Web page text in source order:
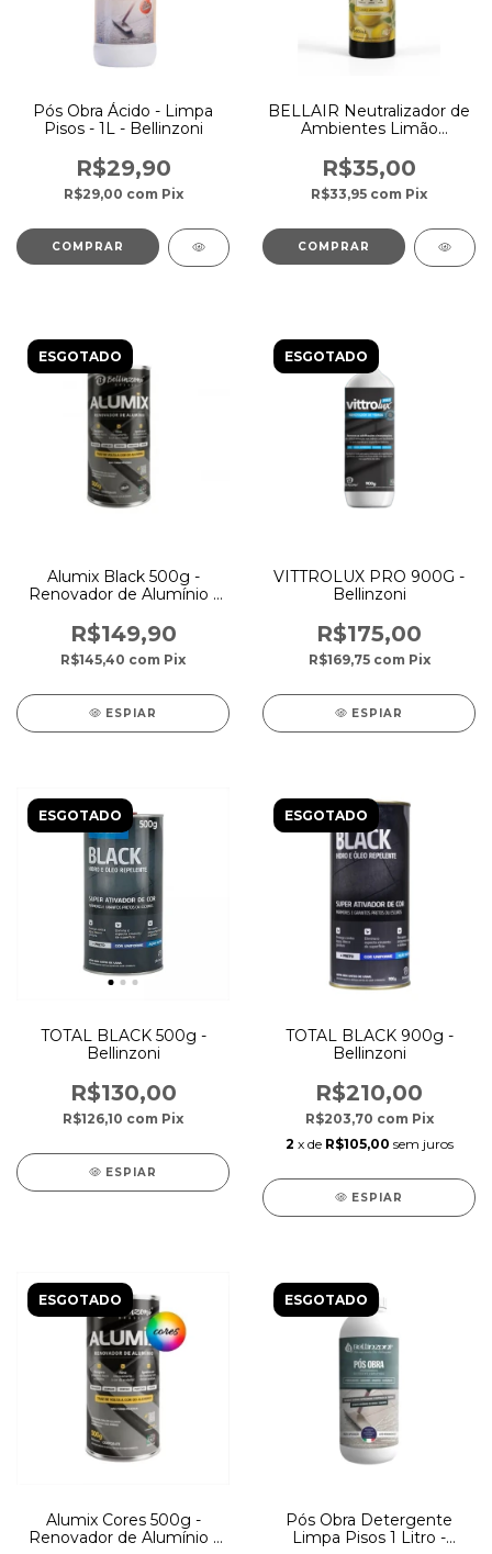
Pós Obra Ácido - Limpa
Pisos - 1L - Bellinzoni
R$29,90
R$29,00 com Pix
BELLAIR Neutralizador de
Ambientes Limão
R$35,00
R$33,95 com Pix
ESGOTADO
Alumix Black 500g -
Renovador de Alumínio -
R$149,90
R$145,40 com Pix
ESPIAR
ESGOTADO
VITTROLUX PRO 900G -
Bellinzoni
R$175,00
R$169,75 com Pix
ESPIAR
ESGOTADO
TOTAL BLACK 500g -
Bellinzoni
R$130,00
R$126,10 com Pix
ESPIAR
ESGOTADO
TOTAL BLACK 900g -
Bellinzoni
R$210,00
R$203,70 com Pix
2 x de R$105,00 sem juros
ESPIAR
ESGOTADO
Alumix Cores 500g -
Renovador de Alumínio -
ESGOTADO
Pós Obra Detergente
Limpa Pisos 1 Litro -